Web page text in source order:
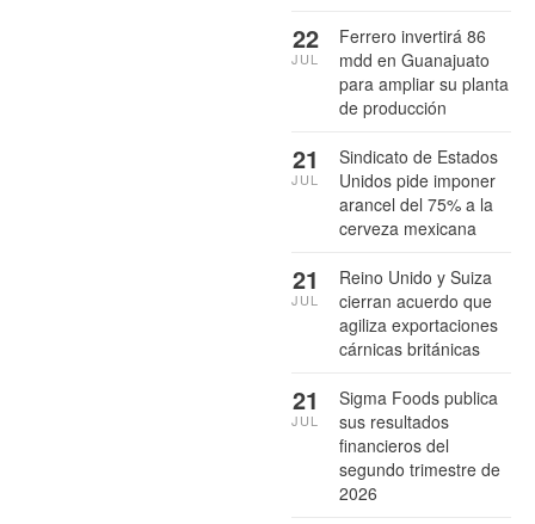
Ferrero invertirá 86
mdd en Guanajuato
para ampliar su planta
de producción
22
JUL
Sindicato de Estados
Unidos pide imponer
arancel del 75% a la
cerveza mexicana
21
JUL
Reino Unido y Suiza
cierran acuerdo que
agiliza exportaciones
cárnicas británicas
21
JUL
Sigma Foods publica
sus resultados
financieros del
segundo trimestre de
2026
21
JUL